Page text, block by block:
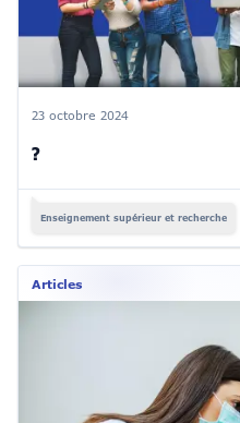
23 octobre 2024
?
Enseignement supérieur et recherche
Articles